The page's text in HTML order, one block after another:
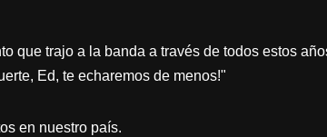
que trajo a la banda a través de todos estos
Ed, te echaremos de menos!"
en nuestro país.